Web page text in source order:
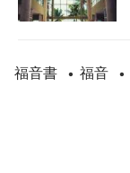
福音書 • 福音 •